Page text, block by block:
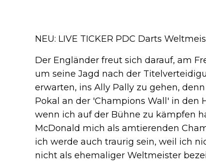
NEU: LIVE TICKER PDC Darts
Der Engländer freut sich darauf, am
um seine Jagd nach der
erwarten, ins Ally Pally zu gehen,
Pokal an der 'Champions Wall' in den
wenn ich auf der Bühne zu kämpfen
McDonald mich als amtierenden
ich werde auch traurig sein, weil ich
nicht als ehemaliger Weltmeister